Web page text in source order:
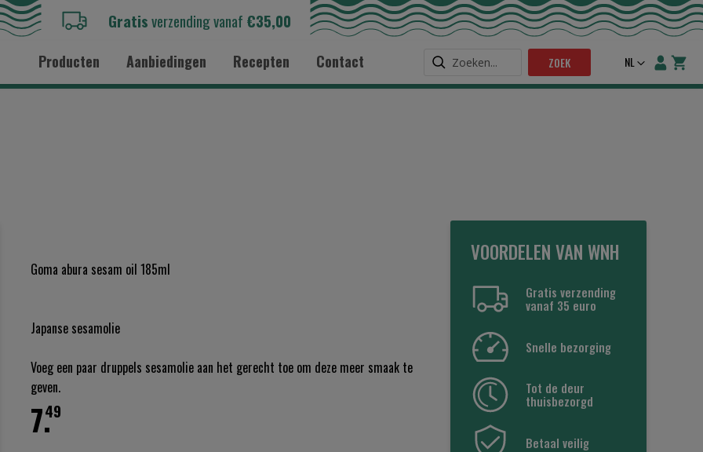
Gratisverzending vanaf €35,00
Producten Aanbiedingen Recepten Contact ZOEK Taal
NL
Goma abura sesam oil 185ml
Japanse sesamolie
Voeg een paar druppels sesamolie aan het gerecht toe om deze meer smaak te
geven.
49
7.
VOORDELEN VAN WNH
Gratis verzending
vanaf 35 euro
Snelle bezorging
Tot de deur
thuisbezorgd
Betaal veilig